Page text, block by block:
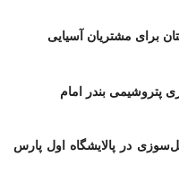
برای مشتریان آسیایی
در پالایشگاه اول پارس